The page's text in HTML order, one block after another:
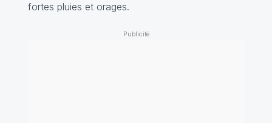
fortes pluies et orages.